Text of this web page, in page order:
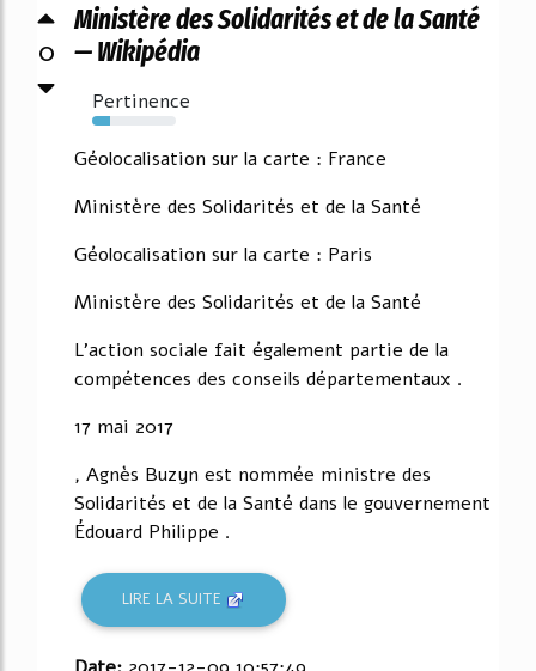
0
Ministère des Solidarités et de la Santé
— Wikipédia
Pertinence
21%
Géolocalisation sur la carte : France
Ministère des Solidarités et de la Santé
Géolocalisation sur la carte : Paris
Ministère des Solidarités et de la Santé
L'action sociale fait également partie de la
compétences des conseils départementaux .
17 mai 2017
, Agnès Buzyn est nommée ministre des
Solidarités et de la Santé dans le gouvernement
Édouard Philippe .
LIRE LA SUITE